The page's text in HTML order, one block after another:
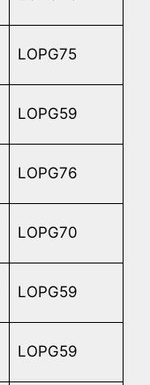
LOPG75
LOPG59
LOPG76
LOPG70
LOPG59
LOPG59